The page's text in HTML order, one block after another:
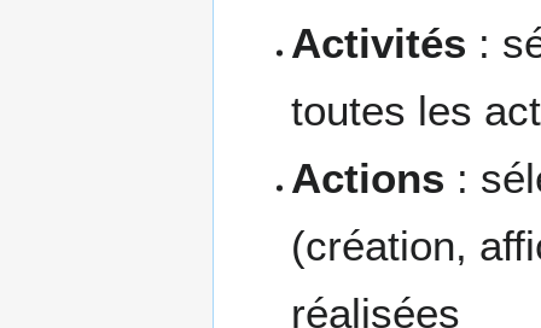
Activités :
toutes les
Actions :
(création,
réalisées